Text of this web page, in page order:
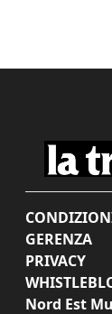
GERENZA
PRIVACY
Nord Est